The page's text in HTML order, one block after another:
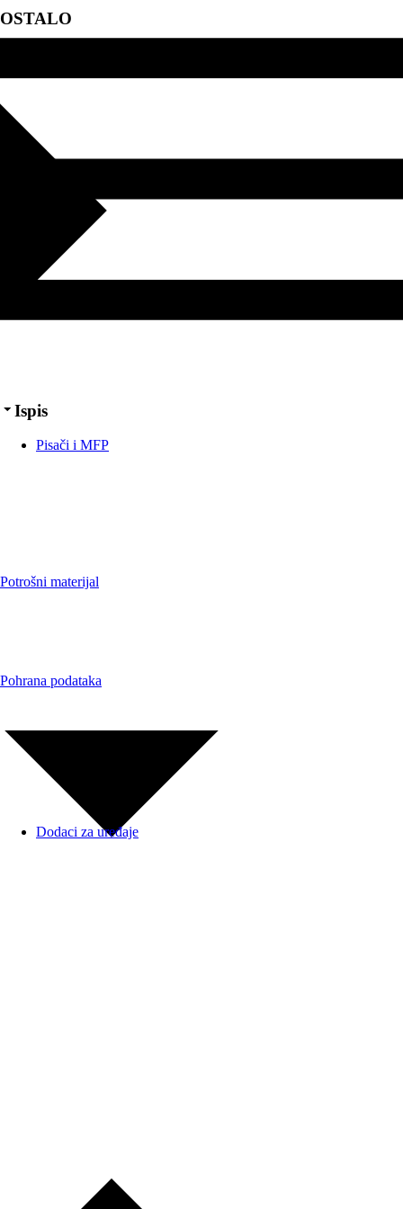
OSTALO
Potrošni materijal
Pohrana podataka
Ispis
Pisači i MFP
Dodaci za uređaje